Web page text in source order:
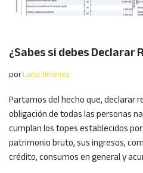
¿Sabes si debes Declarar
porLucia Jiménez
Partamos del hecho que, declarar
obligación de todas las personas
cumplan los topes establecidos
patrimonio bruto, sus ingresos,
crédito, consumos en general y